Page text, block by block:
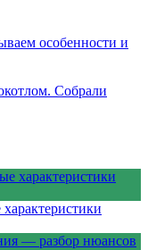
особенности и
Собрали